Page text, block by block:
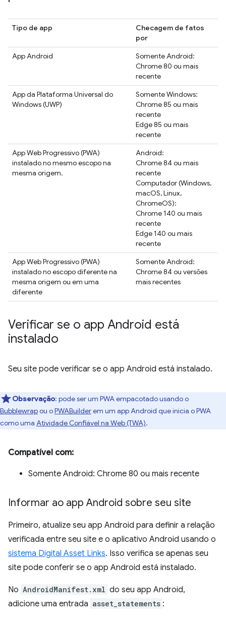
Tipo de app
Checagem de fatos
por
App Android
Somente Android:
Chrome 80 ou mais
recente
App da Plataforma Universal do
Windows (UWP)
Somente Windows:
Chrome 85 ou mais
recente
Edge 85 ou mais
recente
App Web Progressivo (PWA)
instalado no mesmo escopo na
mesma origem.
Android:
Chrome 84 ou mais
recente
Computador (Windows,
macOS, Linux,
ChromeOS):
Chrome 140 ou mais
recente
Edge 140 ou mais
recente
App Web Progressivo (PWA)
instalado no escopo diferente na
mesma origem ou em uma
diferente
Somente Android:
Chrome 84 ou versões
mais recentes
Verificar se o app Android está
instalado
Seu site pode verificar se o app Android está instalado.
Observação: pode ser um PWA empacotado usando o
Bubblewrapou oPWABuilderem um app Android que inicia o PWA
como uma Atividade Confiável na Web (TWA).
Compatível com:
Somente Android: Chrome 80 ou mais recente
Informar ao app Android sobre seu site
Primeiro, atualize seu app Android para definir a relação
verificada entre seu site e o aplicativo Android usando o
sistema Digital Asset Links. Isso verifica se apenas seu
site pode conferir se o app Android está instalado.
No AndroidManifest.xml do seu app Android,
adicione uma entrada asset_statements :